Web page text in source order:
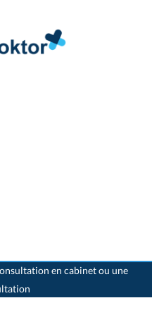
en cabinet ou une
Dr. Laurent Frikart>Consultation